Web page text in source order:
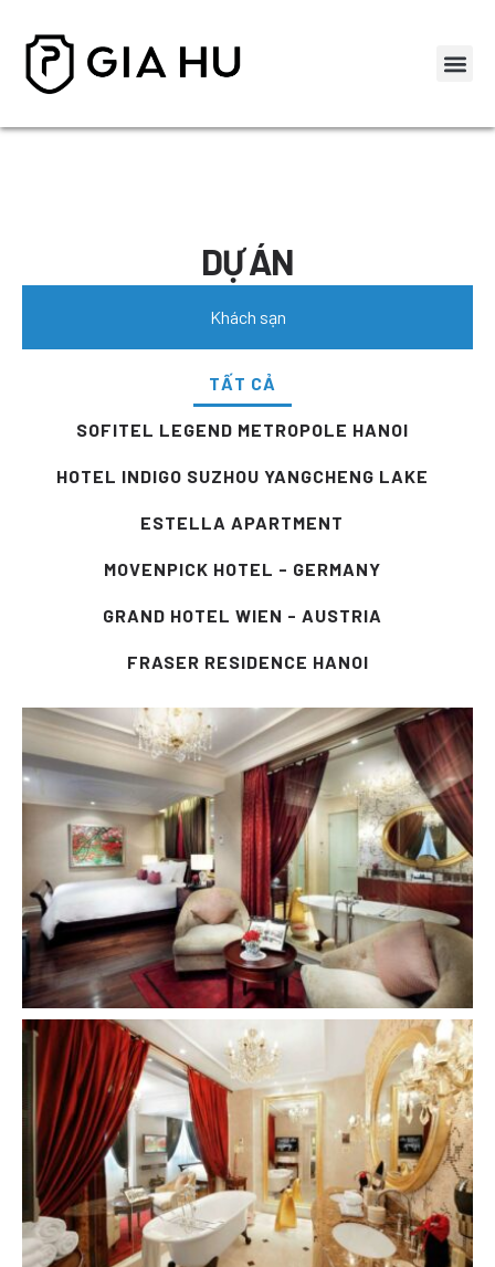
DỰ ÁN
Khách sạn
TẤT CẢ
SOFITEL LEGEND METROPOLE HANOI
HOTEL INDIGO SUZHOU YANGCHENG LAKE
ESTELLA APARTMENT
MOVENPICK HOTEL - GERMANY
GRAND HOTEL WIEN - AUSTRIA
FRASER RESIDENCE HANOI